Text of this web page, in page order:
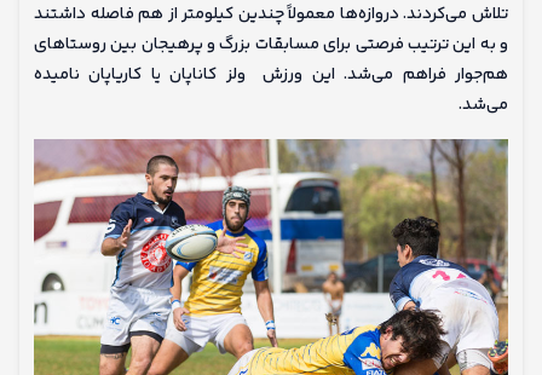
تلاش می‌کردند. دروازه‌ها معمولاً چندین کیلومتر از هم فاصله داشتند
و به این ترتیب فرصتی برای مسابقات بزرگ و پرهیجان بین روستاهای
هم‌جوار فراهم می‌شد. این ورزش ولز کاناپان یا کاریاپان نامیده
می‌شد.